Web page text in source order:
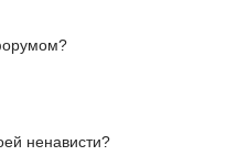
ненависти?